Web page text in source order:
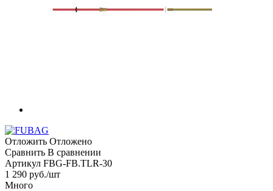
Отложить Отложено
Сравнить В сравнении
Артикул FBG-FB.TLR-30
1 290 руб./шт
Много